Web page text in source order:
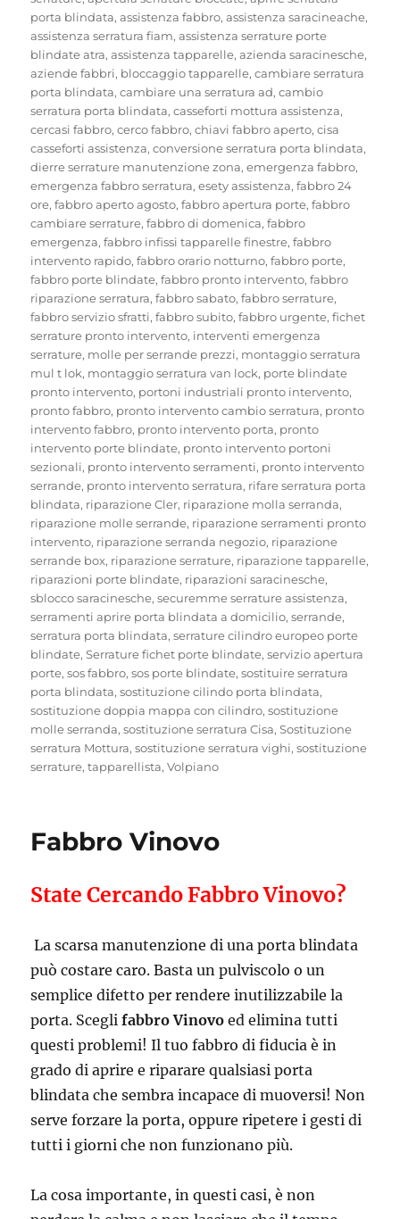
porta blindata,assistenza fabbro,assistenza saracineache,
assistenza serratura fiam,assistenza serrature porte
blindate atra,assistenza tapparelle,azienda saracinesche,
aziende fabbri, bloccaggio tapparelle,cambiare serratura
porta blindata,cambiare una serratura ad,cambio
serratura porta blindata,casseforti mottura assistenza,
cercasi fabbro,cerco fabbro,chiavi fabbro aperto,cisa
casseforti assistenza,conversione serratura porta blindata,
dierre serrature manutenzione zona,emergenza fabbro,
emergenza fabbro serratura,esety assistenza,fabbro 24
ore,fabbro aperto agosto,fabbro apertura porte,fabbro
cambiare serrature,fabbro di domenica,fabbro
emergenza,fabbro infissi tapparelle finestre,fabbro
intervento rapido,fabbro orario notturno,fabbro porte,
fabbro porte blindate,fabbro pronto intervento,fabbro
riparazione serratura,fabbro sabato,fabbro serrature,
fabbro servizio sfratti,fabbro subito,fabbro urgente,fichet
serrature pronto intervento, interventi emergenza
serrature, molle per serrande prezzi, montaggio serratura
mul t lok, montaggio serratura van lock, porte blindate
pronto intervento, portoni industriali pronto intervento,
pronto fabbro, pronto intervento cambio serratura, pronto
intervento fabbro, pronto intervento porta, pronto
intervento porte blindate, pronto intervento portoni
sezionali, pronto intervento serramenti, pronto intervento
serrande, pronto intervento serratura, rifare serratura porta
blindata, riparazione Cler, riparazione molla serranda,
riparazione molle serrande, riparazione serramenti pronto
intervento, riparazione serranda negozio, riparazione
serrande box, riparazione serrature, riparazione tapparelle,
riparazioni porte blindate, riparazioni saracinesche,
sblocco saracinesche,securemme serrature assistenza,
serramenti aprire porta blindata a domicilio,serrande,
serratura porta blindata,serrature cilindro europeo porte
blindate,Serrature fichet porte blindate,servizio apertura
porte,sos fabbro,sos porte blindate,sostituire serratura
porta blindata,sostituzione cilindo porta blindata,
sostituzione doppia mappa con cilindro,sostituzione
molle serranda,sostituzione serratura Cisa,Sostituzione
serratura Mottura,sostituzione serratura vighi,sostituzione
serrature,tapparellista,Volpiano
Fabbro Vinovo
State Cercando Fabbro Vinovo?
La scarsa manutenzione di una porta blindata
può costare caro. Basta un pulviscolo o un
semplice difetto per rendere inutilizzabile la
porta. Sceglifabbro Vinovo ed elimina tutti
questi problemi! Il tuo fabbro di fiducia è in
grado di aprire e riparare qualsiasi porta
blindata che sembra incapace di muoversi! Non
serve forzare la porta, oppure ripetere i gesti di
tutti i giorni che non funzionano più.
La cosa importante, in questi casi, è non